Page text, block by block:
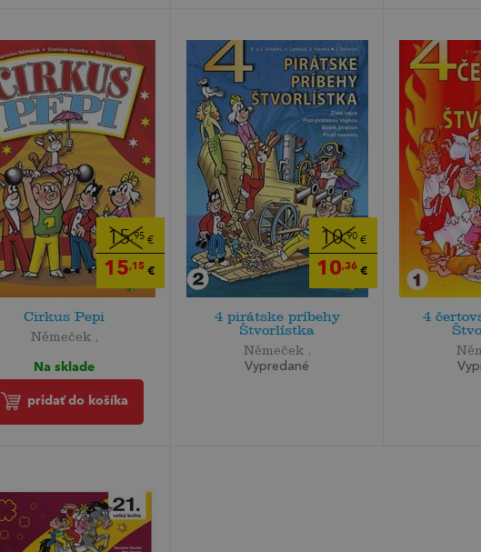
15,95 €
15,15 €
Cirkus Pepi
Němeček ,
Na sklade
pridať do košíka
10,90 €
10,36 €
4 pirátske príbehy
Štvorlístka
Němeček ,
Vypredané
4